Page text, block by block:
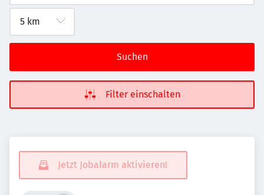
Suchen
Filter einschalten
Jetzt Jobalarm aktivieren!